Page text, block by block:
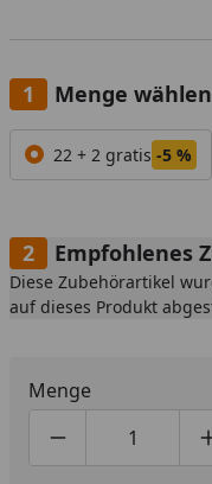
Menge wählen
Alle anzeigen (2)
22 + 2 gratis -5 %
Empfohlenes
Diese Zubehörartikel
auf dieses Produkt
Menge
Produktmenge